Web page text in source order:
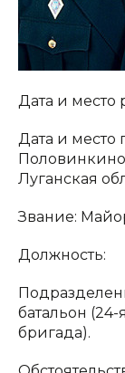
Дата и место
Дата и место
Луганская
Звание:
Должность:
батальон
бригада).